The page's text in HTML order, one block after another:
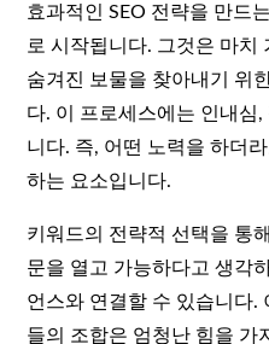
효과적인 SEO 전략을 만드
로 시작됩니다. 그것은 마치
숨겨진 보물을 찾아내기 위
다. 이 프로세스에는 인내심
니다. 즉, 어떤 노력을 하더
하는 요소입니다.
키워드의 전략적 선택을 통
문을 열고 가능하다고 생각
언스와 연결할 수 있습니다.
들의 조합은 엄청난 힘을 가